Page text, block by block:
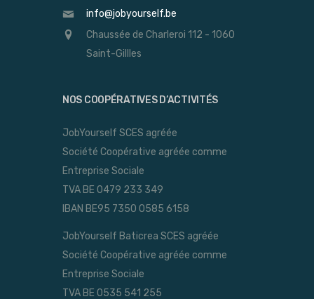
info@jobyourself.be
Chaussée de Charleroi 112 - 1060
Saint-Gillles
NOS COOPÉRATIVES D’ACTIVITÉS
JobYourself SCES agréée
Société Coopérative agréée comme
Entreprise Sociale
TVA BE 0479 233 349
IBAN BE95 7350 0585 6158
JobYourself Baticrea SCES agréée
Société Coopérative agréée comme
Entreprise Sociale
TVA BE 0535 541 255